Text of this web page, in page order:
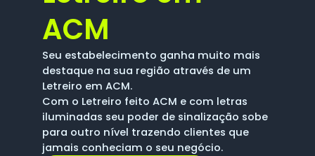
ACM
Seu estabelecimento ganha muito mais
destaque na sua região através de um
Letreiro em ACM.
Com o Letreiro feito ACM e com letras
iluminadas seu poder de sinalização sobe
para outro nível trazendo clientes que
jamais conheciam o seu negócio.